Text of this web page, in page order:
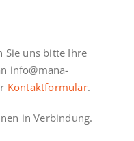
Sie uns bitte Ihre
info@mana-
Kontaktformular.
in Verbindung.